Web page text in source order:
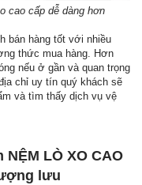
cao cấp dễ dàng hơn
bán hàng tốt với nhiều
thức mua hàng. Hơn
nếu ở gần và quan trọng
chỉ uy tín quý khách sẽ
và tìm thấy dịch vụ vệ
LÒ XO CAO
lưu